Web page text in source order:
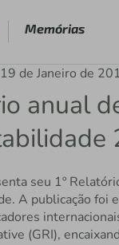
Memórias
19 de Janeiro de
anual
seu 1º
A publicação foi
(GRI),